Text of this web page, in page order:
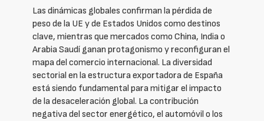
Las dinámicas globales confirman la pérdida de
peso de la UE y de Estados Unidos como destinos
clave, mientras que mercados como China, India o
Arabia Saudí ganan protagonismo y reconfiguran el
mapa del comercio internacional. La diversidad
sectorial en la estructura exportadora de España
está siendo fundamental para mitigar el impacto
de la desaceleración global. La contribución
negativa del sector energético, el automóvil o los